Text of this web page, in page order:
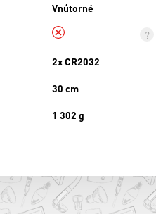
Vnútorné
2x CR2032
30 cm
1 302 g